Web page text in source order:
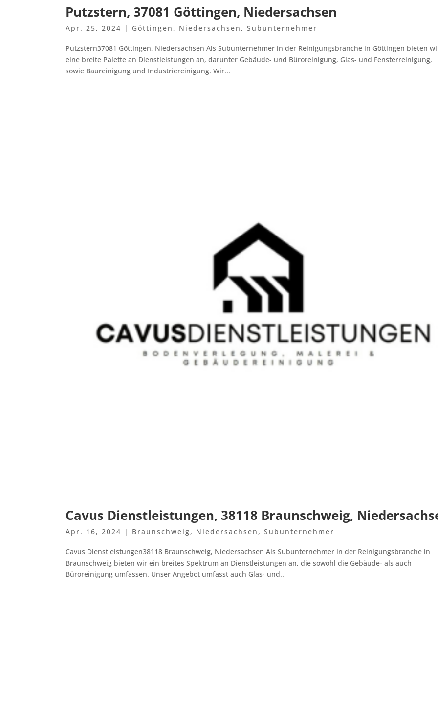
Putzstern, 37081 Göttingen, Niedersachsen
Apr. 25, 2024 | Göttingen , Niedersachsen ,Subunternehmer
Putzstern37081 Göttingen, Niedersachsen Als Subunternehmer in der Reinigungsbranche in Göttingen bieten
eine breite Palette an Dienstleistungen an, darunter Gebäude- und Büroreinigung, Glas- und Fensterreinigung,
sowie Baureinigung und Industriereinigung. Wir...
Cavus Dienstleistungen, 38118 Braunschweig,
Apr. 16, 2024 | Braunschweig, Niedersachsen ,Subunternehmer
Cavus Dienstleistungen38118 Braunschweig, Niedersachsen Als Subunternehmer in der Reinigungsbranche in
Braunschweig bieten wir ein breites Spektrum an Dienstleistungen an, die sowohl die Gebäude- als auch
Büroreinigung umfassen. Unser Angebot umfasst auch Glas- und...